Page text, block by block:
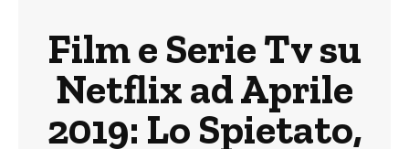
Film e Serie Tv su
Netflix ad Aprile
2019: Lo Spietato,